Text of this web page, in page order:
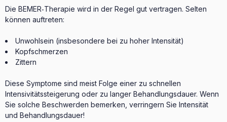
Die BEMER‑Therapie wird in der Regel gut vertragen. Selten
können auftreten:
Unwohlsein (insbesondere bei zu hoher Intensität)
Kopfschmerzen
Zittern
Diese Symptome sind meist Folge einer zu schnellen
Intensivitätssteigerung oder zu langer Behandlungsdauer. Wenn
Sie solche Beschwerden bemerken, verringern Sie Intensität
und Behandlungsdauer!